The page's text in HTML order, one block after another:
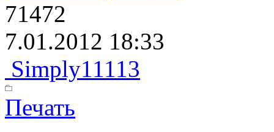
71472
7.01.2012 18:33
Simply11113
Печать